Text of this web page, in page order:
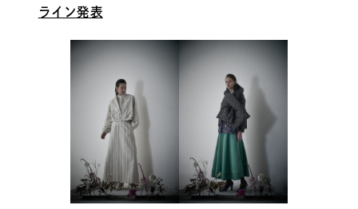
ライン発表